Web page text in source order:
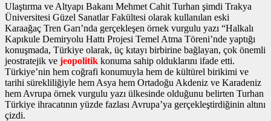
Ulaştırma ve Altyapı Bakanı Mehmet Cahit Turhan şimdi Trakya
Üniversitesi Güzel Sanatlar Fakültesi olarak kullanılan eski
Karaağaç Tren Garı’nda gerçekleşen örnek vurgulu yazı “Halkalı
Kapıkule Demiryolu Hattı Projesi Temel Atma Töreni’nde yaptığı
konuşmada, Türkiye olarak, üç kıtayı birbirine bağlayan, çok önemli
jeostratejik ve jeopolitik konuma sahip olduklarını ifade etti.
Türkiye’nin hem coğrafi konumuyla hem de kültürel birikimi ve
tarihi sürekliliğiyle hem Asya hem Ortadoğu Akdeniz ve Karadeniz
hem Avrupa örnek vurgulu yazı ülkesinde olduğunu belirten Turhan
Türkiye ihracatının yüzde fazlası Avrupa’ya gerçekleştirdiğinin altını
çizdi.